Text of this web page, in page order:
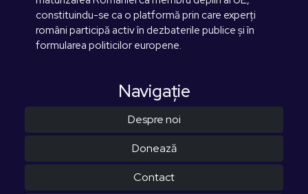
constituindu-se ca o platformă prin care experți
români participă activ în dezbaterile publice și în
formularea politicilor europene.
Navigaţie
Despre noi
Donează
Contact